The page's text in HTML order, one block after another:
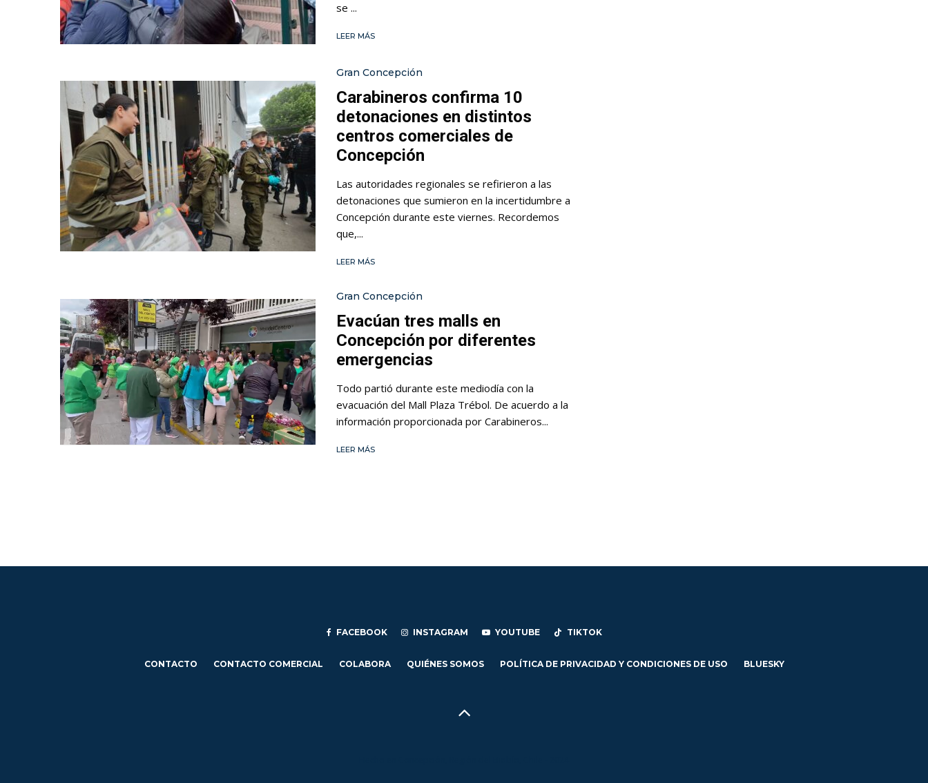
se ...
LEER MÁS
Gran Concepción
Carabineros confirma 10
detonaciones en distintos
centros comerciales de
Concepción
Las autoridades regionales se refirieron a las
detonaciones que sumieron en la incertidumbre a
Concepción durante este viernes. Recordemos
que,...
LEER MÁS
Gran Concepción
Evacúan tres malls en
Concepción por diferentes
emergencias
Todo partió durante este mediodía con la
evacuación del Mall Plaza Trébol. De acuerdo a la
información proporcionada por Carabineros...
LEER MÁS
FACEBOOK INSTAGRAM YOUTUBE TIKTOK
CONTACTO CONTACTO COMERCIAL COLABORA QUIÉNES SOMOS POLÍTICA DE PRIVACIDAD Y CONDICIONES DE USO BLUESKY